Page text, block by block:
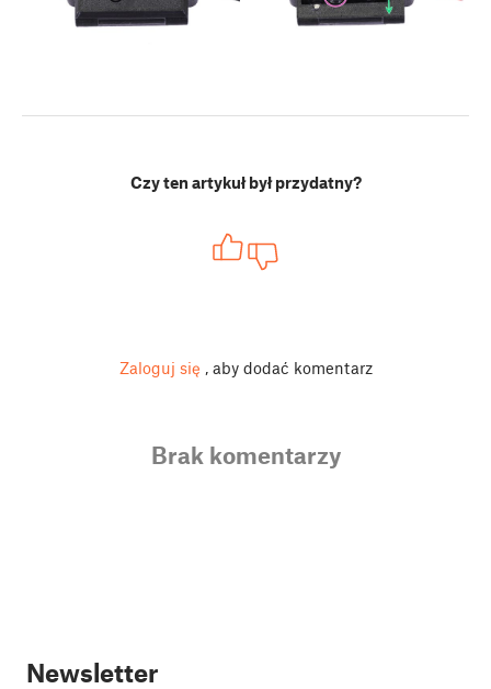
Czy ten artykuł był przydatny?
Zaloguj się , aby dodać komentarz
Brak komentarzy
Newsletter